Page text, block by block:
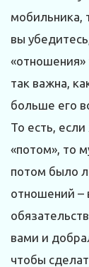
мобильника,
вы
«отношения»
так важна,
больше его
То есть,
«потом», то
потом было
отношений –
вами и
чтобы